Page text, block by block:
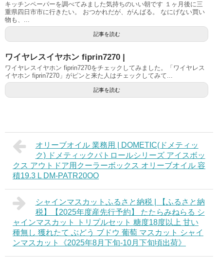
キッチンペーパーを調べてみました気持ちのいい朝です １ヶ月後に三
重県四日市市に行きたい。 おつかれだが、がんばる。 なにげない買い
物も、...
記事を読む
ワイヤレスイヤホン fiprin7270 |
ワイヤレスイヤホン fiprin7270をチェックしてみました。「ワイヤレス
イヤホン fiprin7270」がピンと来た人はチェックしてみて...
記事を読む
オリーブオイル 業務用 | DOMETIC(ドメティッ
ク) ドメティックパトロールシリーズ アイスボッ
クス アウトドア用クーラーボックス オリーブオイル 容
積19.3 L DM-PATR20OO
シャインマスカットふるさと納税 | 【ふるさと納
税】【2025年度産先行予約】 たたらみねらる シ
ャインマスカット トリプルセット 糖度18度以上 甘い
種無し 獲れたて ぶどう ブドウ 葡萄 マスカット シャイ
ンマスカット《2025年8月下旬-10月下旬頃出荷》